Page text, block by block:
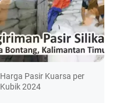
Harga Pasir Kuarsa per
Kubik 2024